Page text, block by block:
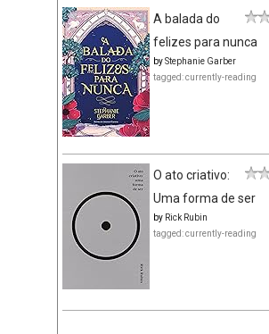
A balada do
felizes para nunca
byStephanie Garber
tagged: currently-reading
O ato criativo:
Uma forma de ser
by Rick Rubin
tagged: currently-reading